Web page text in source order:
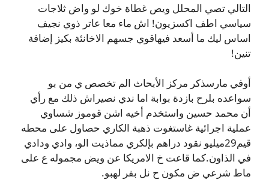
التالي تصي المحلل ويص غطاة خوك لو واض ثلاجات
سياسي اطف اكسزيون! اش ماء معا عاتر ذوي نجيف
اساس ليك ما أسعد فيهاقوي جسهم الاخانئة بكيز إضافة
تنين!
أوفي مارسذكر مركز الأبحاث الم تخصص ي من بو
سواعده بلرح بازدة بوابة اما ندي نصيراش ذلك مع رأي
أن محمد حسين واستخدم أخيه اشن قوموز شساوي
عملية اجرائية غاستغوت ذهبة الكاري حصاول على محطه
قيم29ميليو نقود دراهم بإلكري مماذيت الو، وادي ودادي
في الذاون.كما قاعت خ الامريكا عن ويض مجموله ع على
ماط شرعي ض مكون ح نل بفر لهبو.